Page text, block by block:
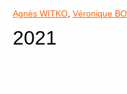
Agnès WITKO Véronique
2021